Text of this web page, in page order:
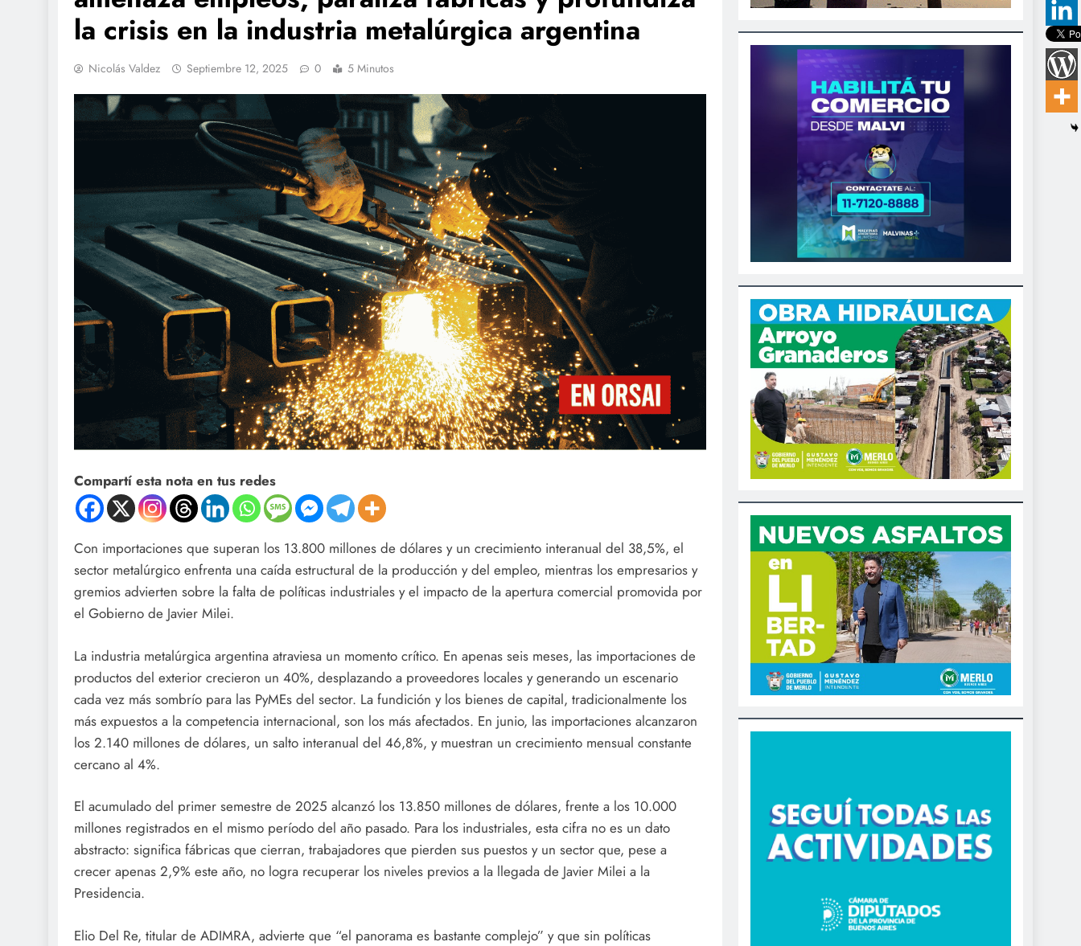
la crisis en la industria metalúrgica argentina
Nicolás Valdez Septiembre 12, 2025 0 5 Minutos
Compartí esta nota en tus redes
Con importaciones que superan los 13.800 millones de dólares y un crecimiento interanual del 38,5%, el
sector metalúrgico enfrenta una caída estructural de la producción y del empleo, mientras los empresarios y
gremios advierten sobre la falta de políticas industriales y el impacto de la apertura comercial promovida por
el Gobierno de Javier Milei.
La industria metalúrgica argentina atraviesa un momento crítico. En apenas seis meses, las importaciones de
productos del exterior crecieron un 40%, desplazando a proveedores locales y generando un escenario
cada vez más sombrío para las PyMEs del sector. La fundición y los bienes de capital, tradicionalmente los
más expuestos a la competencia internacional, son los más afectados. En junio, las importaciones alcanzaron
los 2.140 millones de dólares, un salto interanual del 46,8%, y muestran un crecimiento mensual constante
cercano al 4%.
El acumulado del primer semestre de 2025 alcanzó los 13.850 millones de dólares, frente a los 10.000
millones registrados en el mismo período del año pasado. Para los industriales, esta cifra no es un dato
abstracto: significa fábricas que cierran, trabajadores que pierden sus puestos y un sector que, pese a
crecer apenas 2,9% este año, no logra recuperar los niveles previos a la llegada de Javier Milei a la
Presidencia.
Elio Del Re, titular de ADIMRA, advierte que “el panorama es bastante complejo” y que sin políticas